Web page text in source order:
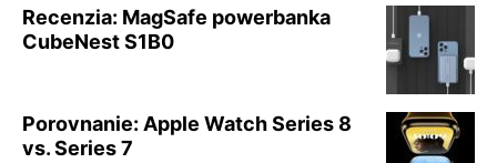
Recenzia: MagSafe powerbanka
CubeNest S1B0
Porovnanie: Apple Watch Series 8
vs. Series 7